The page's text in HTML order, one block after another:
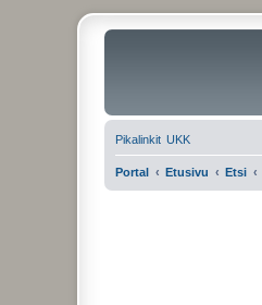
Pikalinkit UKK
Portal Etusivu Etsi